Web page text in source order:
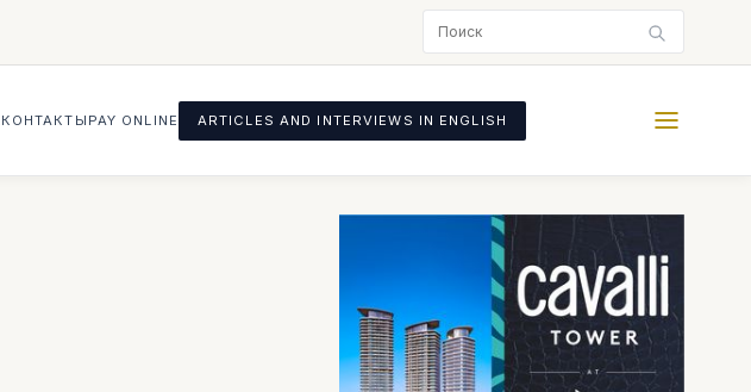
КОНТАКТЫ PAY ONLINE ARTICLES AND INTERVIEWS IN ENGLISH